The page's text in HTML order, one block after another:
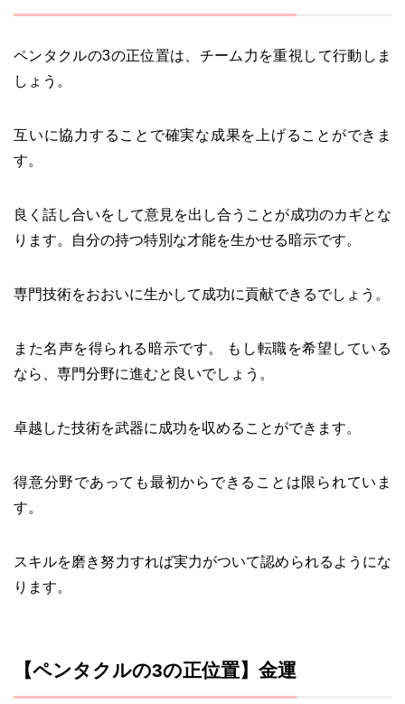
ペンタクルの3の正位置は、チーム力を重視して行動しま
しょう。
互いに協力することで確実な成果を上げることができま
す。
良く話し合いをして意見を出し合うことが成功のカギとな
ります。自分の持つ特別な才能を生かせる暗示です。
専門技術をおおいに生かして成功に貢献できるでしょう。
また名声を得られる暗示です。 もし転職を希望している
なら、専門分野に進むと良いでしょう。
卓越した技術を武器に成功を収めることができます。
得意分野であっても最初からできることは限られていま
す。
スキルを磨き努力すれば実力がついて認められるようにな
ります。
【ペンタクルの3の正位置】金運